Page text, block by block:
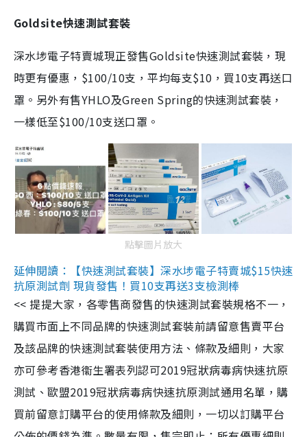
Goldsite快速測試套裝
深水埗電子特賣城現正發售Goldsite快速測試套裝，現
時更有優惠，$100/10支，平均每支$10，買10支再送口
罩。另外有售YHLO及Green Spring的快速測試套裝，
一樣低至$100/10支送口罩。
點擊圖片放大
延伸閱讀：【快速測試套裝】深水埗電子特賣城$15快速
抗原測試劑 現貨發售！買10支再送3支檢測棒
<< 提提大家，各零售商發售的快速測試套裝規格不一，
購買市面上不同品牌的快速測試套裝前請留意售賣平台
及該品牌的快速測試套裝使用方法、條款及細則，大家
亦可參考香港衞生署表列認可2019冠狀病毒病快速抗原
測試、歐盟2019冠狀病毒病快速抗原測試通用名單，購
買前留意訂購平台的使用條款及細則，一切以訂購平台